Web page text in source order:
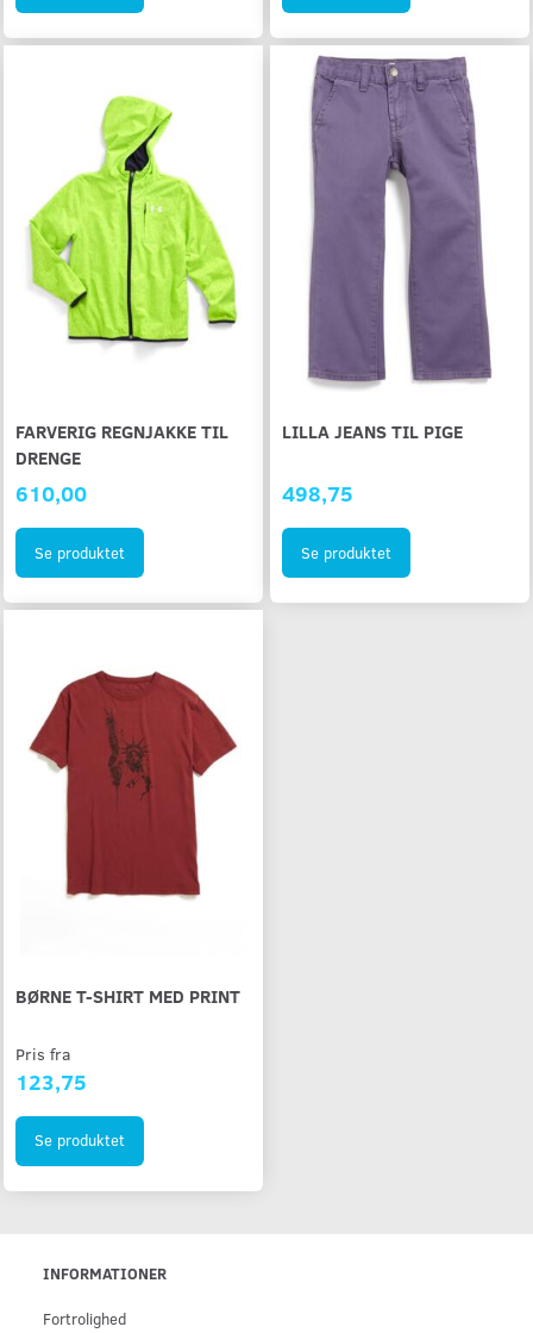
FARVERIG REGNJAKKE TIL
DRENGE
610,00
Se produktet
LILLA JEANS TIL PIGE
498,75
Se produktet
BØRNE T-SHIRT MED PRINT
Pris fra
123,75
Se produktet
INFORMATIONER
Fortrolighed